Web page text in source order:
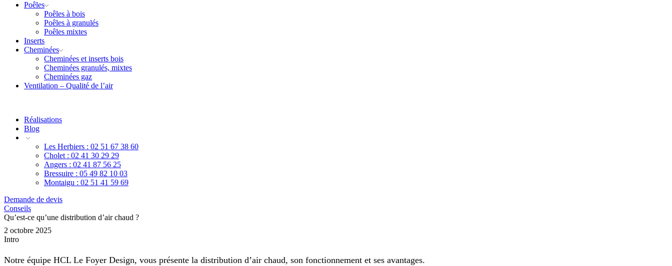
Poêles
Poêles à bois
Poêles à granulés
Poêles mixtes
Inserts
Cheminées
Cheminées et inserts bois
Cheminées granulés, mixtes
Cheminées gaz
Ventilation – Qualité de l’air
Réalisations
Blog
Les Herbiers : 02 51 67 38 60
Cholet : 02 41 30 29 29
Angers : 02 41 87 56 25
Bressuire : 05 49 82 10 03
Montaigu : 02 51 41 59 69
Demande de devis
Conseils
Qu’est-ce qu’une distribution d’air chaud ?
2 octobre 2025
Intro
Notre équipe HCL Le Foyer Design, vous présente la distribution d’air chaud, son fonctionnement et ses avantages.